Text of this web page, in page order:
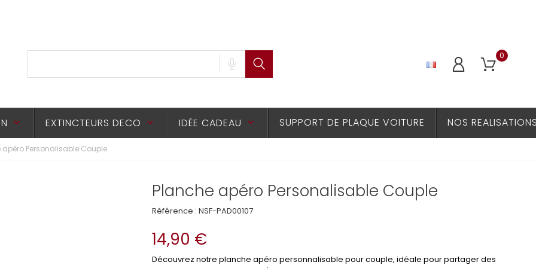
0
keyboard_arrow_down EXTINCTEURS DECO keyboard_arrow_down IDÉE CADEAU keyboard_arrow_down SUPPORT DE PLAQUE VOITURE NOS
apéro Personalisable Couple
Planche apéro Personalisable Couple
Référence : NSF-PAD00107
14,90 €
Découvrez notre planche apéro personnalisable pour couple, idéale pour partager des